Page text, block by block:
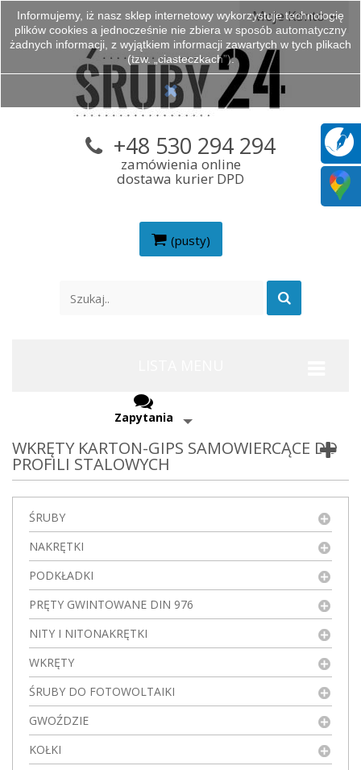
Moje Konto
(pusty)
+48 530 294 294
zamówienia online
dostawa kurier DPD
Zapytania
WKRĘTY KARTON-GIPS SAMOWIERCĄCE DO
PROFILI STALOWYCH
ŚRUBY
NAKRĘTKI
PODKŁADKI
PRĘTY GWINTOWANE DIN 976
NITY I NITONAKRĘTKI
WKRĘTY
ŚRUBY DO FOTOWOLTAIKI
GWOŹDZIE
KOŁKI
Informujemy, iż nasz sklep internetowy wykorzystuje technologię
plików cookies a jednocześnie nie zbiera w sposób automatyczny
żadnych informacji, z wyjątkiem informacji zawartych w tych plikach
(tzw. „ciasteczkach”).